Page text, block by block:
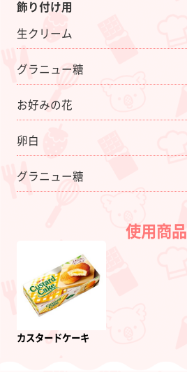
飾り付け用
生クリーム
グラニュー糖
お好みの花
卵白
グラニュー糖
使用商品
カスタードケーキ